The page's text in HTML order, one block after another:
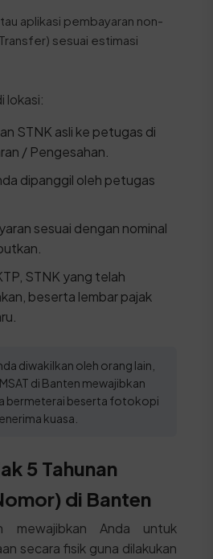
aplikasi pembayaran non-
sesuai estimasi
lokasi:
STNK asli ke petugas di
/ Pengesahan.
dipanggil oleh petugas
sesuai dengan nominal
STNK yang telah
beserta lembar pajak
diwakilkan oleh orang lain,
di Banten mewajibkan
bermeterai beserta fotokopi
kuasa.
5 Tahunan
di Banten
mewajibkan Anda untuk
secara fisik guna dilakukan